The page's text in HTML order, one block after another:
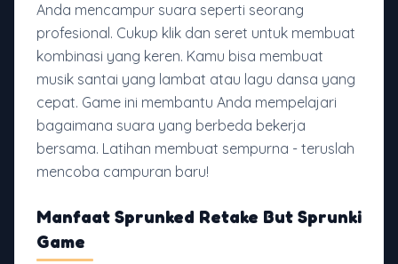
Anda mencampur suara seperti seorang
profesional. Cukup klik dan seret untuk membuat
kombinasi yang keren. Kamu bisa membuat
musik santai yang lambat atau lagu dansa yang
cepat. Game ini membantu Anda mempelajari
bagaimana suara yang berbeda bekerja
bersama. Latihan membuat sempurna - teruslah
mencoba campuran baru!
Manfaat Sprunked Retake But Sprunki
Game